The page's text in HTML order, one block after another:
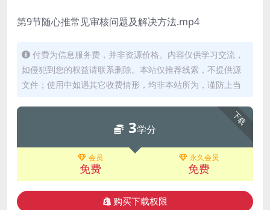
第9节随心推常见审核问题及解决方法.mp4
付费为信息服务费，并非资源价格。内容仅供学习交流，
如侵犯到您的权益请联系删除。本站仅推荐线索，不提供源
文件；使用中如遇其它收费情形，均非本站所为，谨防上当
下载
3学分
会员
免费
永久会员
免费
购买下载权限